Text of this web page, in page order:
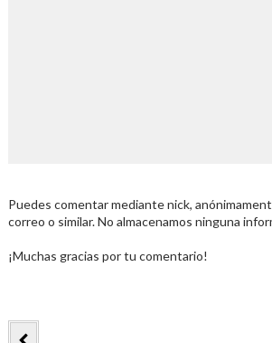
Puedes comentar mediante nick,
correo o similar. No almacenamos ninguna
¡Muchas gracias por tu comentario!